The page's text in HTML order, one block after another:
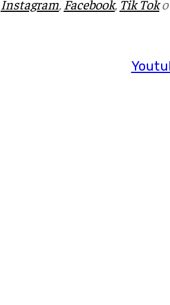
Instagram, Facebook, Tik Toko